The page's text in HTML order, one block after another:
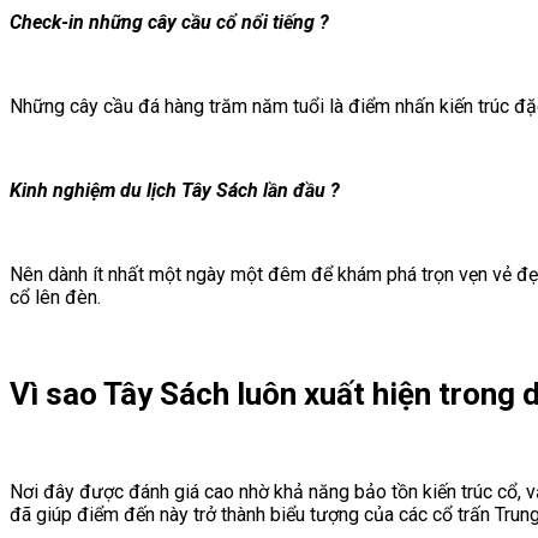
Check-in những cây cầu cổ nổi tiếng ?
Những cây cầu đá hàng trăm năm tuổi là điểm nhấn kiến trúc
Kinh nghiệm du lịch Tây Sách lần đầu ?
Nên dành ít nhất một ngày một đêm để khám phá trọn vẹn vẻ
cổ lên đèn.
Vì sao Tây Sách luôn xuất hiện trong
Nơi đây được đánh giá cao nhờ khả năng bảo tồn kiến trúc cổ,
đã giúp điểm đến này trở thành biểu tượng của các cổ trấn